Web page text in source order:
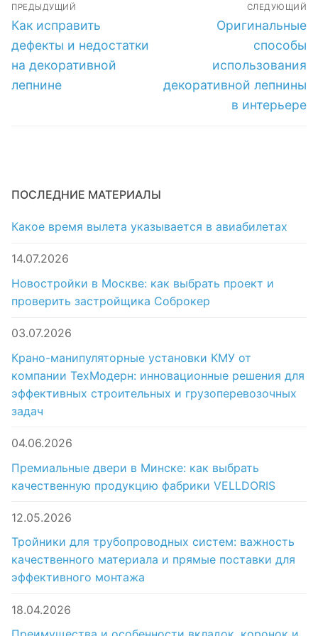
по
записям
ПРЕДЫДУЩИЙ
Предыдущая
запись:
Как исправить
дефекты и недостатки
на декоративной
лепнине
СЛЕДУЮЩИЙ
Следующая
запись:
Оригинальные
способы
использования
декоративной лепнины
в интерьере
ПОСЛЕДНИЕ МАТЕРИАЛЫ
Какое время вылета указывается в авиабилетах
14.07.2026
Новостройки в Москве: как выбрать проект и
проверить застройщика Соброкер
03.07.2026
Крано-манипуляторные установки КМУ от
компании ТехМодерн: инновационные решения для
эффективных строительных и грузоперевозочных
задач
04.06.2026
Премиальные двери в Минске: как выбрать
качественную продукцию фабрики VELLDORIS
12.05.2026
Тройники для трубопроводных систем: важность
качественного материала и прямые поставки для
эффективного монтажа
18.04.2026